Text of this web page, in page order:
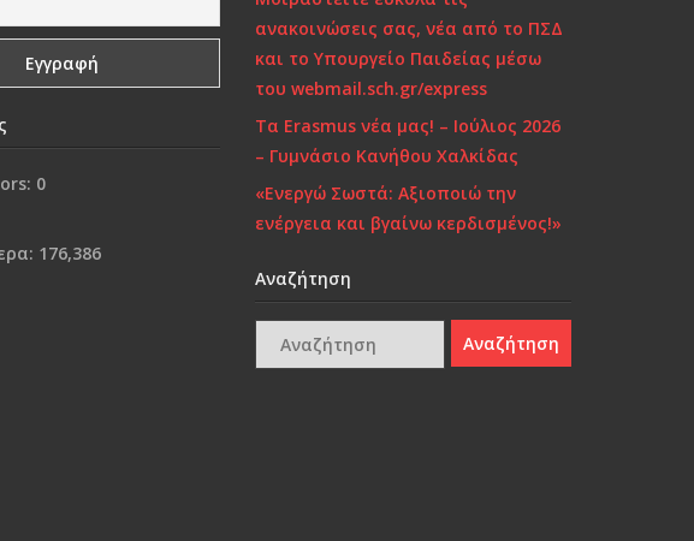
0
176,386
ανακοινώσεις σας, νέα από το ΠΣΔ
και το Υπουργείο Παιδείας μέσω
του webmail.sch.gr/express
Τα Erasmus νέα μας! – Ιούλιος 2026
– Γυμνάσιο Κανήθου Χαλκίδας
«Ενεργώ Σωστά: Αξιοποιώ την
ενέργεια και βγαίνω κερδισμένος!»
Αναζήτηση